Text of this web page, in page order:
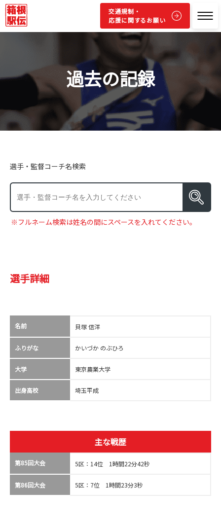
交通規制・
応援に関するお願い
過去の記録
選手・監督コーチ名検索
※フルネーム検索は姓名の間にスペースを入れてください。
選手詳細
名前 貝塚 信洋
ふりがな かいづか のぶひろ
大学 東京農業大学
出身高校 埼玉平成
主な戦歴
第85回大会 5区：14位 1時間22分42秒
第86回大会 5区：7位 1時間23分3秒